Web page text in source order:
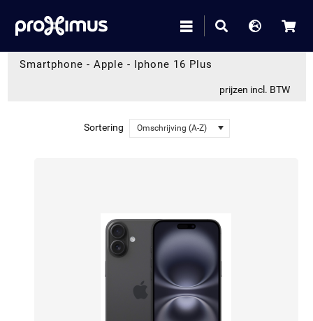
Smartphone - Apple - Iphone 16 Plus
prijzen incl. BTW
Sortering Omschrijving (A-Z)